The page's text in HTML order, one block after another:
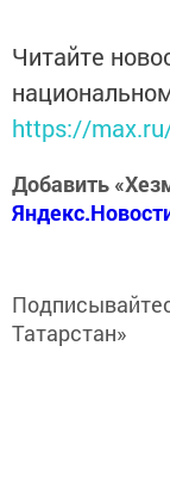
Читайте
https://
Добавить
Татарстан»